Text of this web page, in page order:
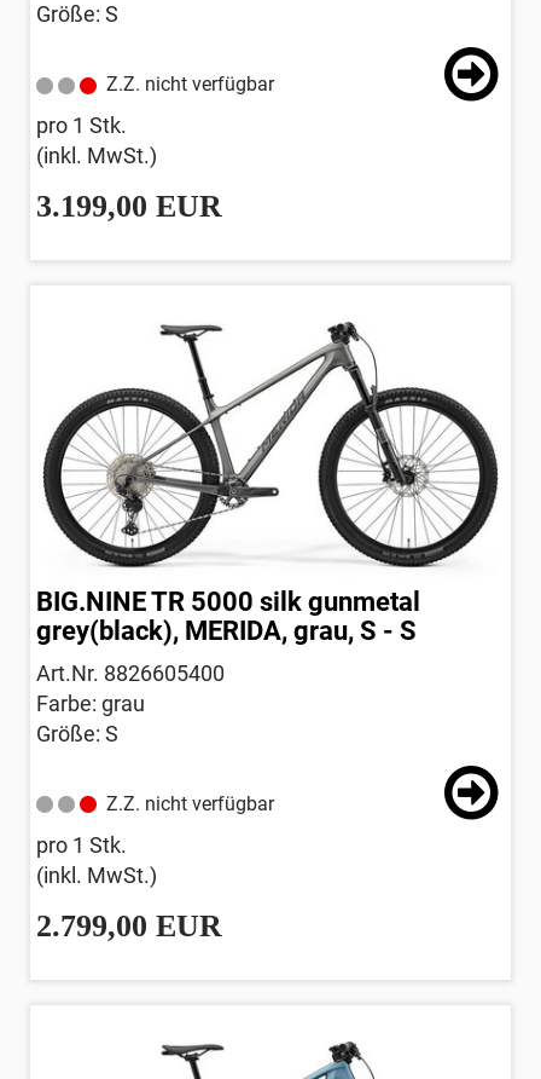
Größe: S
Z.Z. nicht verfügbar
pro 1 Stk.
(inkl. MwSt.)
3.199,00 EUR
BIG.NINE TR 5000 silk gunmetal
grey(black), MERIDA, grau, S - S
Art.Nr. 8826605400
Farbe: grau
Größe: S
Z.Z. nicht verfügbar
pro 1 Stk.
(inkl. MwSt.)
2.799,00 EUR